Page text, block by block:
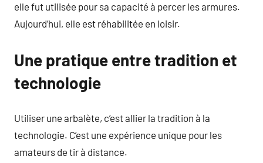
elle fut utilisée pour sa capacité à percer les armures.
Aujourd’hui, elle est réhabilitée en loisir.
Une pratique entre tradition et
technologie
Utiliser une arbalète, c’est allier la tradition à la
technologie. C’est une expérience unique pour les
amateurs de tir à distance.